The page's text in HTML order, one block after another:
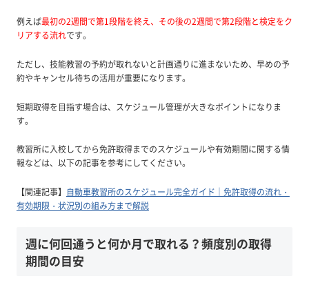
例えば最初の2週間で第1段階を終え、その後の2週間で第2段階と検定をク
リアする流れです。
ただし、技能教習の予約が取れないと計画通りに進まないため、早めの予
約やキャンセル待ちの活用が重要になります。
短期取得を目指す場合は、スケジュール管理が大きなポイントになりま
す。
教習所に入校してから免許取得までのスケジュールや有効期間に関する情
報などは、以下の記事を参考にしてください。
【関連記事】 自動車教習所のスケジュール完全ガイド｜免許取得の流れ・
有効期限・状況別の組み方まで解説
週に何回通うと何か月で取れる？頻度別の取得
期間の目安